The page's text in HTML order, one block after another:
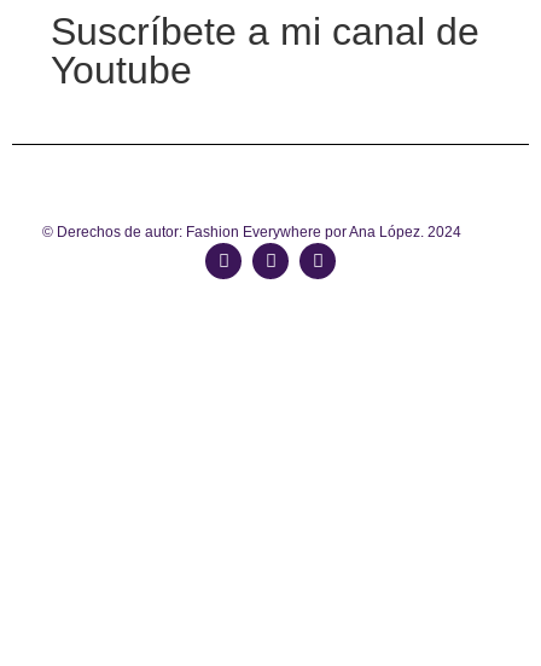
Suscríbete a mi canal de
Youtube
© Derechos de autor: Fashion Everywhere por Ana López. 2024